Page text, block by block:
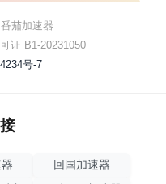
茄加速器
证 B1-20231050
号-7
回国加速器